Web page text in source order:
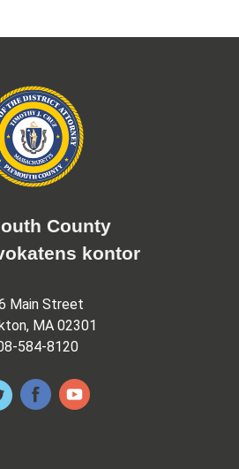
County
kontor
Main Street
MA 02301
584-8120